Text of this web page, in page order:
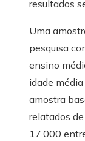
resultados
Uma
pesquisa
ensino
idade
amostra
relatados
17.000